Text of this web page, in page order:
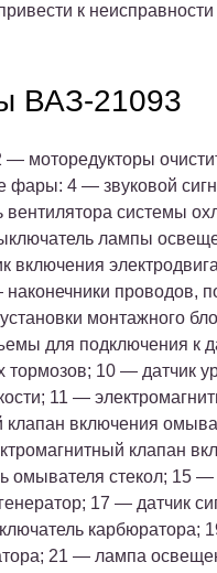
к
ВАЗ-21093
моторедукторы
фары: 4 — звуковой
вентилятора системы
лампы
включения
проводов,
монтажного
для подключения к
тормозов; 10 — датчик
11 —
включения
клапан
омывателя стекол; 15 —
17 — датчик
карбюратора;
21 — лампа